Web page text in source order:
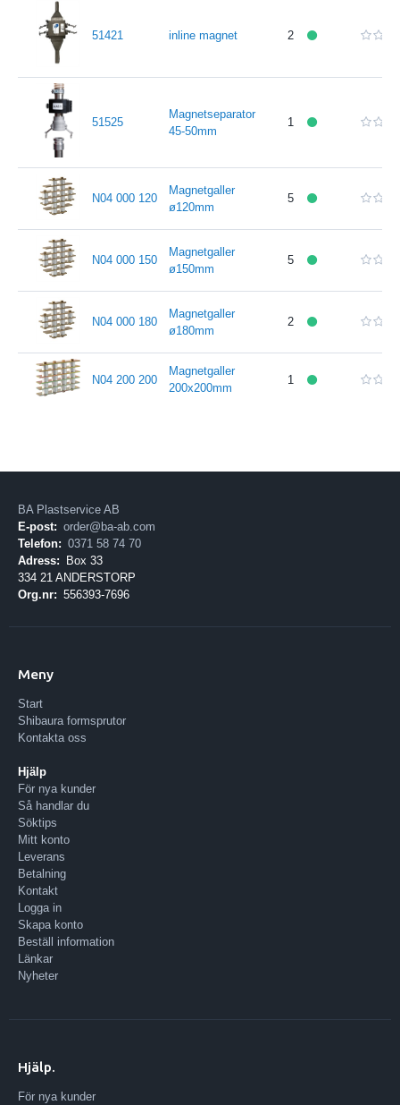
51421 inline magnet 2
51525
Magnetseparator
45-50mm
1
N04 000 120
Magnetgaller
ø120mm
5
N04 000 150
Magnetgaller
ø150mm
5
N04 000 180
Magnetgaller
ø180mm
2
N04 200 200
Magnetgaller
200x200mm
1
BA Plastservice AB
E-post: order@ba-ab.com
Telefon: 0371 58 74 70
Adress: Box 33
334 21 ANDERSTORP
Org.nr: 556393-7696
Meny
Start
Shibaura formsprutor
Kontakta oss
Hjälp
För nya kunder
Så handlar du
Söktips
Mitt konto
Leverans
Betalning
Kontakt
Logga in
Skapa konto
Beställ information
Länkar
Nyheter
Hjälp.
För nya kunder